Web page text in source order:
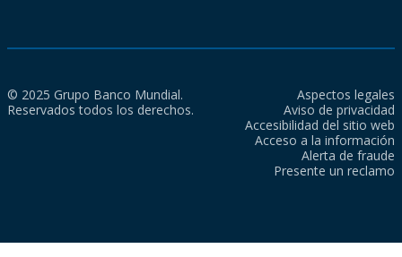
© 2025 Grupo Banco Mundial.
Reservados todos los derechos.
Aspectos legales
Aviso de privacidad
Accesibilidad del sitio web
Acceso a la información
Alerta de fraude
Presente un reclamo